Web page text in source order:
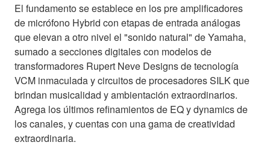
El fundamento se establece en los pre amplificadores
de micrófono Hybrid con etapas de entrada análogas
que elevan a otro nivel el "sonido natural" de Yamaha,
sumado a secciones digitales con modelos de
transformadores Rupert Neve Designs de tecnología
VCM inmaculada y circuitos de procesadores SILK que
brindan musicalidad y ambientación extraordinarios.
Agrega los últimos refinamientos de EQ y dynamics de
los canales, y cuentas con una gama de creatividad
extraordinaria.